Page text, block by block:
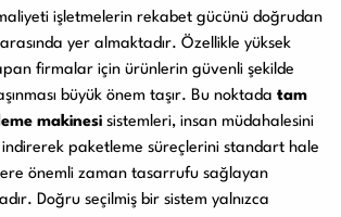
PVC
Ciltleme Makineleri
işletmelerin rekabet gücünü doğrudan
yer almaktadır. Özellikle yüksek
firmalar için ürünlerin güvenli şekilde
büyük önem taşır. Bu noktada tam
makinesi sistemleri, insan müdahalesini
indirerek paketleme süreçlerini standart hale
önemli zaman tasarrufu sağlayan
Doğru seçilmiş bir sistem yalnızca